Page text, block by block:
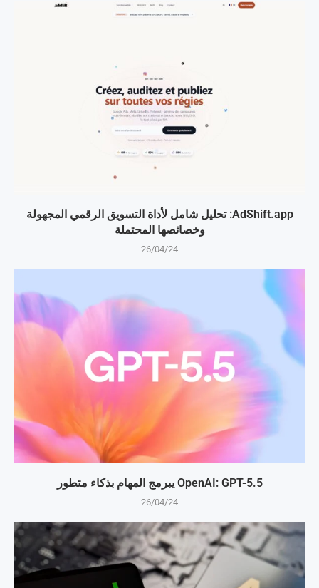
AdShift.app: تحليل شامل لأداة التسويق الرقمي المجهولة
وخصائصها المحتملة
26/04/24
OpenAI: GPT-5.5 يبرمج المهام بذكاء متطور
26/04/24